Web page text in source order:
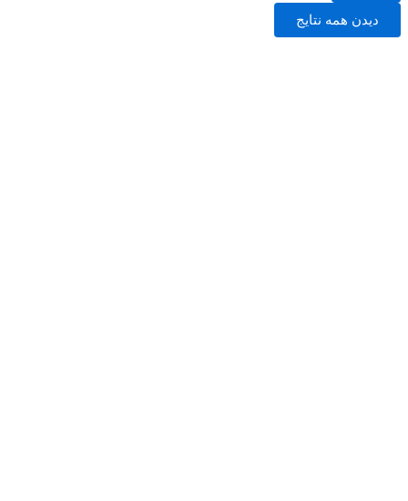
دیدن همه نتایج